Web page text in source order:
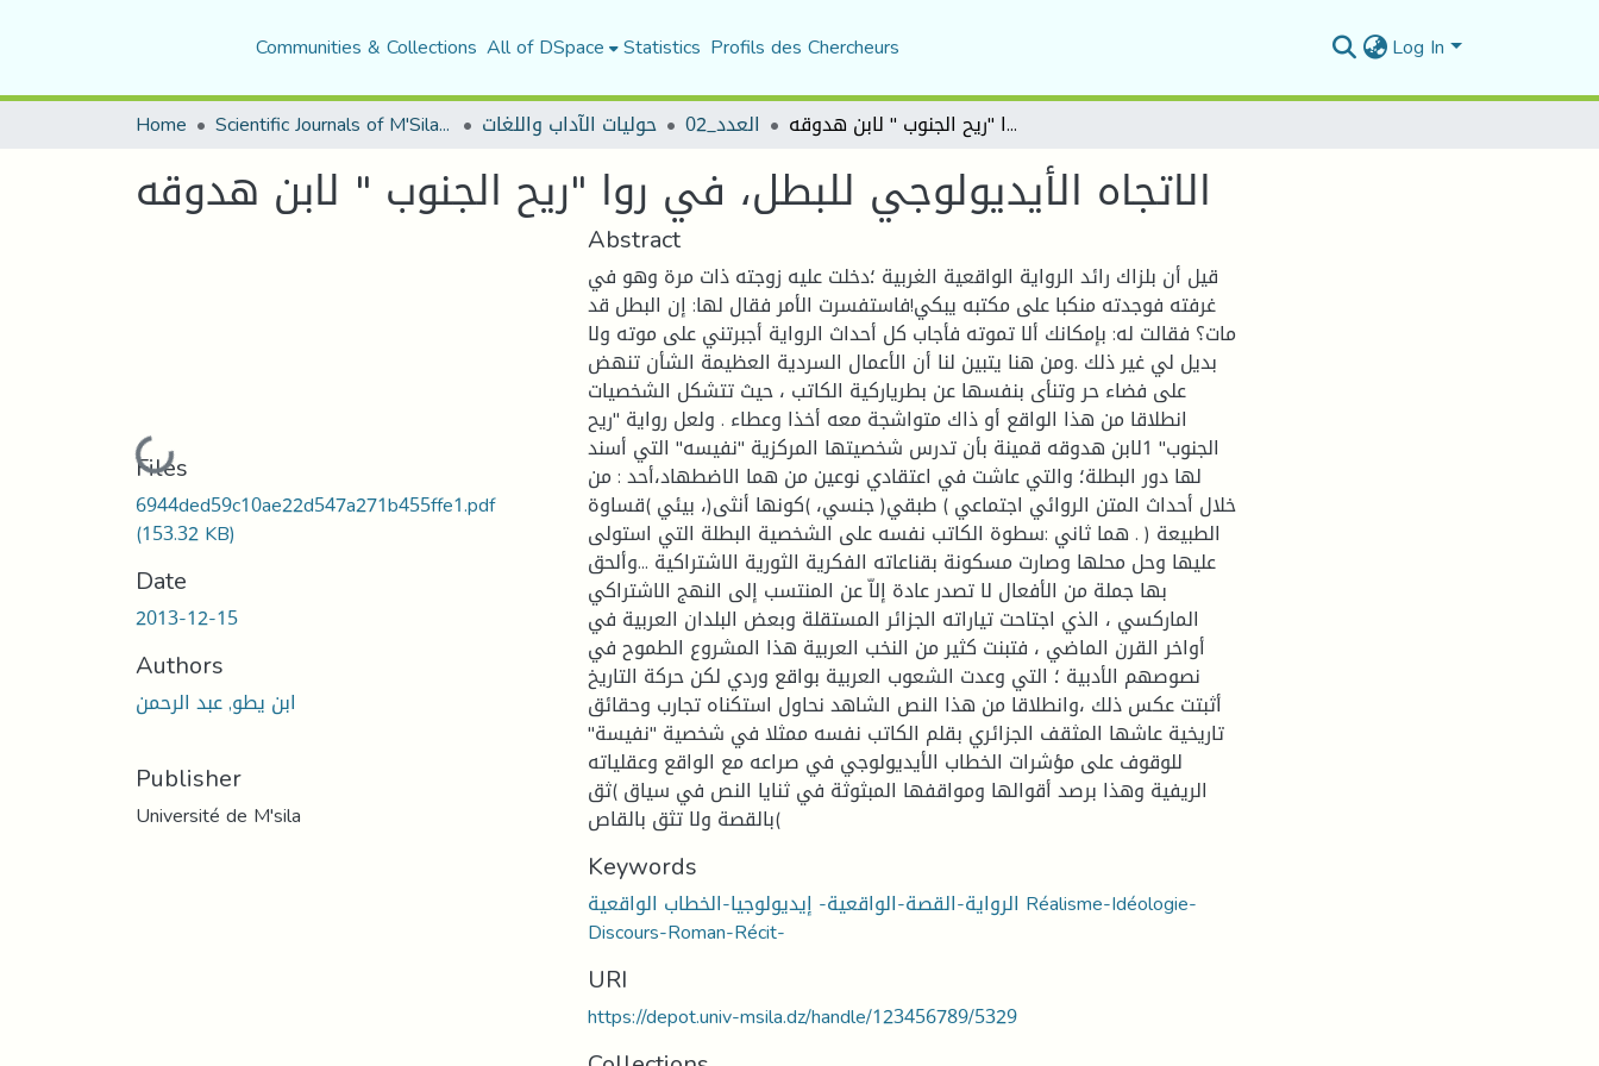
Communities & Collections All of DSpace Statistics Profils des Chercheurs Log In
Home Scientific Journals of M'Sila University حوليات الآداب واللغات العدد_02 الاتجاه الأيديولوجي للبطل، في روا "ريح الجنوب " لابن هدوقه
الاتجاه الأيديولوجي للبطل، في روا "ريح الجنوب " لابن هدوقه
Loading...
Files
6944ded59c10ae22d547a271b455ffe1.pdf
(153.32 KB)
Date
2013-12-15
Authors
ابن يطو, عبد الرحمن
Publisher
Université de M'sila
Abstract
قيل أن بلزاك رائد الرواية الواقعية الغربية ؛دخلت عليه زوجته ذات مرة وهو في
غرفته فوجدته منكبا على مكتبه يبكي!فاستفسرت الأمر فقال لها: إن البطل قد
مات؟ فقالت له: بإمكانك ألا تموته فأجاب كل أحداث الرواية أجبرتني على موته ولا
بديل لي غير ذلك .ومن هنا يتبين لنا أن الأعمال السردية العظيمة الشأن تنهض
على فضاء حر وتنأى بنفسها عن بطرياركية الكاتب ، حيث تتشكل الشخصيات
انطلاقا من هذا الواقع أو ذاك متواشجة معه أخذا وعطاء . ولعل رواية "ريح
الجنوب" 1لابن هدوقه قمينة بأن تدرس شخصيتها المركزية "نفيسه" التي أسند
لها دور البطلة؛ والتي عاشت في اعتقادي نوعين من هما الاضطهاد،أحد : من
خلال أحداث المتن الروائي اجتماعي ) طبقي( جنسي، )كونها أنثى(، بيئي )قساوة
الطبيعة ( . هما ثاني :سطوة الكاتب نفسه على الشخصية البطلة التي استولى
عليها وحل محلها وصارت مسكونة بقناعاته الفكرية الثورية الاشتراكية ...وألحق
بها جملة من الأفعال لا تصدر عادة إلاّ عن المنتسب إلى النهج الاشتراكي
الماركسي ، الذي اجتاحت تياراته الجزائر المستقلة وبعض البلدان العربية في
أواخر القرن الماضي ، فتبنت كثير من النخب العربية هذا المشروع الطموح في
نصوصهم الأدبية ؛ التي وعدت الشعوب العربية بواقع وردي لكن حركة التاريخ
أثبتت عكس ذلك ،وانطلاقا من هذا النص الشاهد نحاول استكناه تجارب وحقائق
تاريخية عاشها المثقف الجزائري بقلم الكاتب نفسه ممثلا في شخصية "نفيسة"
للوقوف على مؤشرات الخطاب الأيديولوجي في صراعه مع الواقع وعقلياته
الريفية وهذا برصد أقوالها ومواقفها المبثوثة في ثنايا النص في سياق )ثق
بالقصة ولا تثق بالقاص(
Keywords
الرواية-القصة-الواقعية- إيديولوجيا-الخطاب الواقعية Réalisme-Idéologie-
Discours-Roman-Récit-
URI
https://depot.univ-msila.dz/handle/123456789/5329